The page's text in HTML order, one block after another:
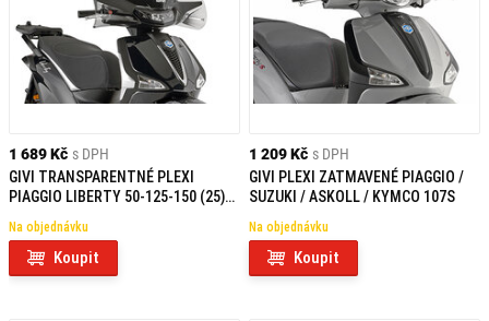
1 689 Kč s DPH
GIVI TRANSPARENTNÉ PLEXI
PIAGGIO LIBERTY 50-125-150 (25)
Na objednávku
Koupit
1 209 Kč s DPH
GIVI PLEXI ZATMAVENÉ PIAGGIO /
SUZUKI / ASKOLL / KYMCO 107S
Na objednávku
Koupit